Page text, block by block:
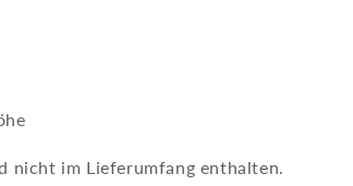
nicht im Lieferumfang enthalten.